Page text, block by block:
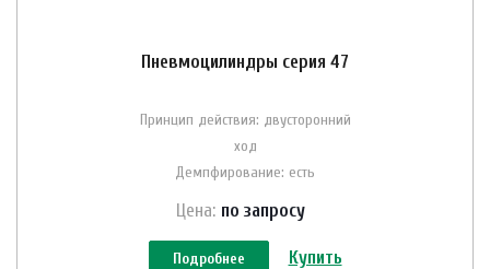
Пневмоцилиндры серия 47
Принцип действия: двусторонний
ход
Демпфирование: есть
Цена: по запросу
Подробнее Купить